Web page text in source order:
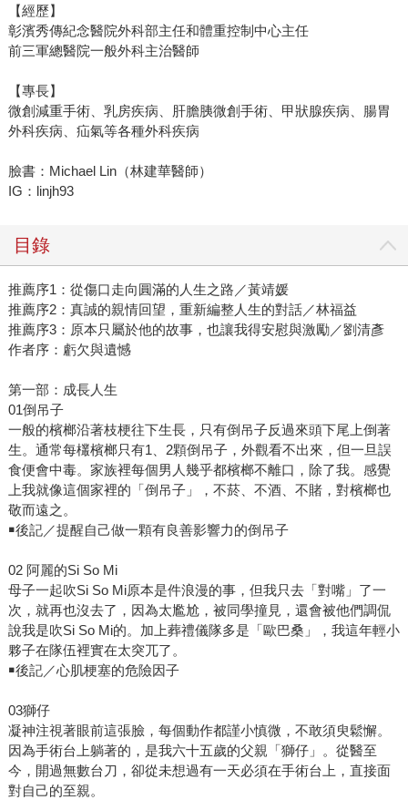
【經歷】
彰濱秀傳紀念醫院外科部主任和體重控制中心主任
前三軍總醫院一般外科主治醫師
【專長】
微創減重手術、乳房疾病、肝膽胰微創手術、甲狀腺疾病、腸胃
外科疾病、疝氣等各種外科疾病
臉書：Michael Lin（林建華醫師）
IG：linjh93
目錄
推薦序1：從傷口走向圓滿的人生之路／黃靖媛
推薦序2：真誠的親情回望，重新編整人生的對話／林福益
推薦序3：原本只屬於他的故事，也讓我得安慰與激勵／劉清彥
作者序：虧欠與遺憾
第一部：成長人生
01倒吊子
一般的檳榔沿著枝梗往下生長，只有倒吊子反過來頭下尾上倒著
生。通常每欉檳榔只有1、2顆倒吊子，外觀看不出來，但一旦誤
食便會中毒。家族裡每個男人幾乎都檳榔不離口，除了我。感覺
上我就像這個家裡的「倒吊子」，不菸、不酒、不賭，對檳榔也
敬而遠之。
￭後記／提醒自己做一顆有良善影響力的倒吊子
02 阿麗的Si So Mi
母子一起吹Si So Mi原本是件浪漫的事，但我只去「對嘴」了一
次，就再也沒去了，因為太尷尬，被同學撞見，還會被他們調侃
說我是吹Si So Mi的。加上葬禮儀隊多是「歐巴桑」，我這年輕小
夥子在隊伍裡實在太突兀了。
￭後記／心肌梗塞的危險因子
03獅仔
凝神注視著眼前這張臉，每個動作都謹小慎微，不敢須臾鬆懈。
因為手術台上躺著的，是我六十五歲的父親「獅仔」。從醫至
今，開過無數台刀，卻從未想過有一天必須在手術台上，直接面
對自己的至親。